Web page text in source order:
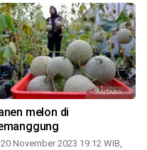
melon di
20 November 2023 19:12 WIB,